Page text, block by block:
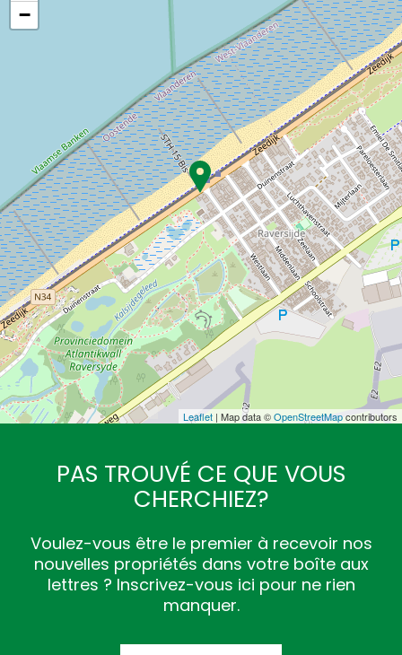
−
Leaflet | Map data ©OpenStreetMapcontributors
PAS TROUVÉ CE QUE VOUS
CHERCHIEZ?
Voulez-vous être le premier à recevoir nos
nouvelles propriétés dans votre boîte aux
lettres ? Inscrivez-vous ici pour ne rien
manquer.